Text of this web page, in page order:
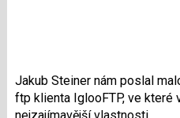
Jakub Steiner nám poslal
ftp klienta IglooFTP, ve které
nejzajímavější vlastnosti.